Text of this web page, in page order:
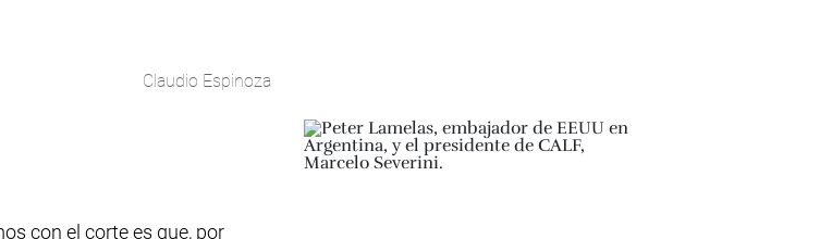
Claudio Espinoza
con el corte es que, por